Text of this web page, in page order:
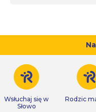
Wsłuchaj się w
Słowo
Rodzic